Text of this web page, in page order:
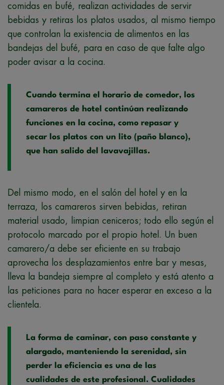
comidas en bufé, realizan actividades de servir
bebidas y retiras los platos usados, al mismo tiempo
que controlan la existencia de alimentos en las
bandejas del bufé, para en caso de que falte algo
poder avisar a la cocina.
Cuando termina el horario de comedor, los
camareros de hotel continúan realizando
funciones en la cocina, como repasar y
secar los platos con un lito (paño blanco),
que han salido del lavavajillas.
Del mismo modo, en el salón del hotel y en la
terraza, los camareros sirven bebidas, retiran
material usado, limpian ceniceros; todo ello según el
protocolo marcado por el propio hotel. Un buen
camarero/a debe ser eficiente en su trabajo
aprovecha los desplazamientos entre bar y mesas,
lleva la bandeja siempre al completo y está atento a
las peticiones para no hacer esperar en exceso a la
clientela.
La forma de caminar, con paso constante y
alargado, manteniendo la serenidad, sin
perder la eficiencia es una de las
cualidades de este profesional. Cualidades